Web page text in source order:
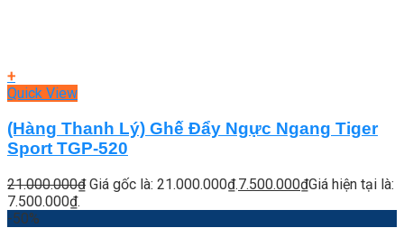
+
Quick View
(Hàng Thanh Lý) Ghế Đẩy Ngực Ngang Tiger
Sport TGP-520
21.000.000₫ Giá gốc là: 21.000.000₫.7.500.000₫Giá hiện tại là:
7.500.000₫.
-50%